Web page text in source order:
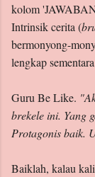
kolom
Intrinsik cerita (
bermonyong-
lengkap
Guru Be Like.
brekele ini. Yang
Protagonis baik.
Baiklah, kalau